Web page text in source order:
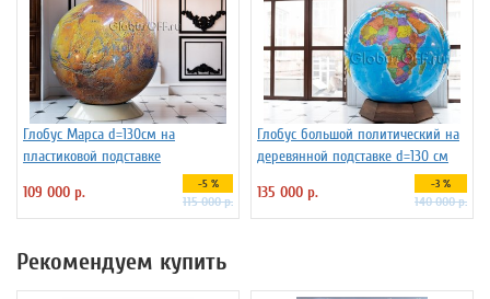
Глобус Марса d=130см на
пластиковой подставке
109 000 р.
-5 %
115 000 р.
Глобус большой политический на
деревянной подставке d=130 см
135 000 р.
-3 %
140 000 р.
Рекомендуем купить